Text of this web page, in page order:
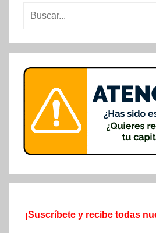
Buscar:
¡Suscríbete y recibe todas